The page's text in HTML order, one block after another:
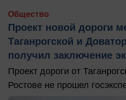
Общество
Проект новой дороги
Таганрогской и
получил заключение
Проект дороги от
Ростове не прошел